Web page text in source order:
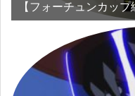
【フォーチュンカップ